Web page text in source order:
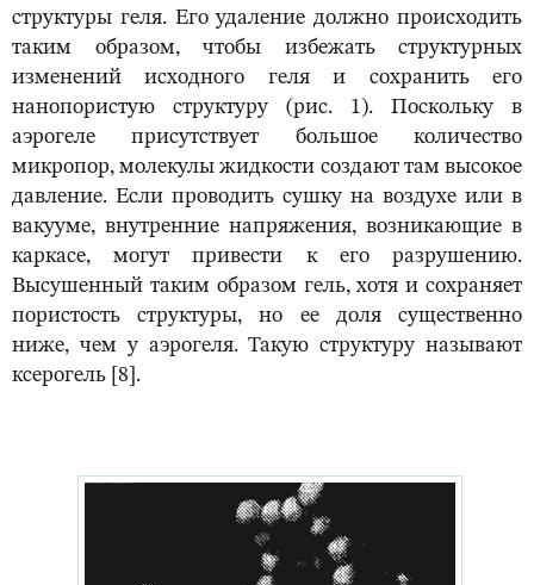
структуры геля. Его удаление должно происходить
таким образом, чтобы избежать структурных
изменений исходного геля и сохранить его
нанопористую структуру (рис. 1). Поскольку в
аэрогеле присутствует большое количество
микропор, молекулы жидкости создают там высокое
давление. Если проводить сушку на воздухе или в
вакууме, внутренние напряжения, возникающие в
каркасе, могут привести к его разрушению.
Высушенный таким образом гель, хотя и сохраняет
пористость структуры, но ее доля существенно
ниже, чем у аэрогеля. Такую структуру называют
ксерогель [8].